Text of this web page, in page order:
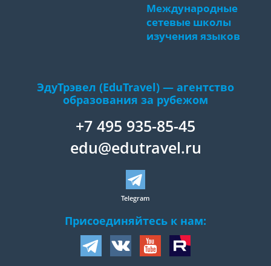
Международные
сетевые школы
изучения языков
ЭдуТрэвел (EduTravel) — агентство
образования за рубежом
+7 495 935-85-45
edu@edutravel.ru
Telegram
Присоединяйтесь к нам: